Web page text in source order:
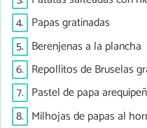
4. Papas gratinadas
5. Berenjenas a la plancha
6. Repollitos de Bruselas
7. Pastel de papa
8. Milhojas de papas al